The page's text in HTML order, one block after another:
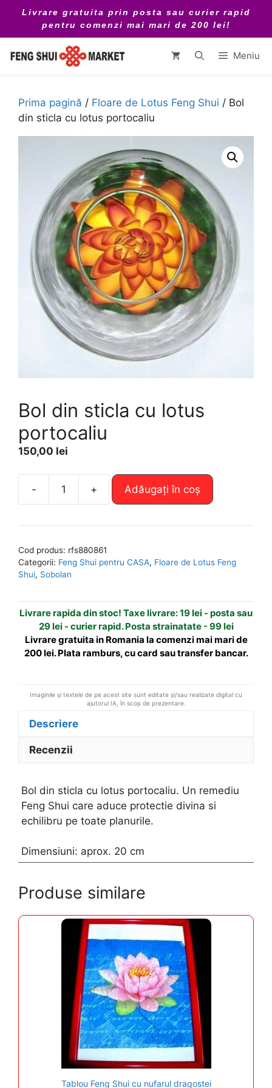
conținut
Livrare gratuita prin posta sau curier rapid
pentru comenzi mai mari de 200 lei!
Meniu
Prima pagină / Floare de Lotus Feng Shui / Bol
din sticla cu lotus portocaliu
Bol din sticla cu lotus
portocaliu
150,00 lei
-
Cantitate
din
cu
+ Adăugați în coș
e
n
a
i
v
Cod produs: rfs880861
Categorii: Feng Shui pentru CASA, Floare de Lotus Feng
Shui, Sobolan
Livrare rapida din stoc! Taxe livrare: 19 lei - posta sau
29 lei - curier rapid. Posta strainatate - 99 lei
Livrare gratuita in Romania la comenzi mai mari de
200 lei. Plata ramburs, cu card sau transfer bancar.
Imaginile și textele de pe acest site sunt editate și/sau realizate digital cu
ajutorul IA, în scop de prezentare.
Descriere
Recenzii
Bol din sticla cu lotus portocaliu. Un remediu
Feng Shui care aduce protectie divina si
echilibru pe toate planurile.
Dimensiuni: aprox. 20 cm
Produse similare
Tablou Feng Shui cu nufarul dragostei